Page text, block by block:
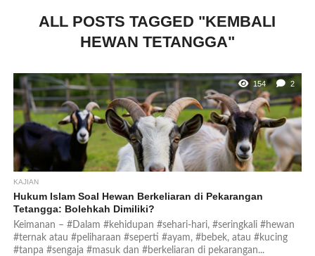
ALL POSTS TAGGED "KEMBALI
HEWAN TETANGGA"
154 2
KAJIAN
Hukum Islam Soal Hewan Berkeliaran di Pekarangan
Tetangga: Bolehkah Dimiliki?
Keimanan – #Dalam #kehidupan #sehari-hari, #seringkali #hewan
#ternak atau #peliharaan #seperti #ayam, #bebek, atau #kucing
#tanpa #sengaja #masuk dan #berkeliaran di pekarangan...